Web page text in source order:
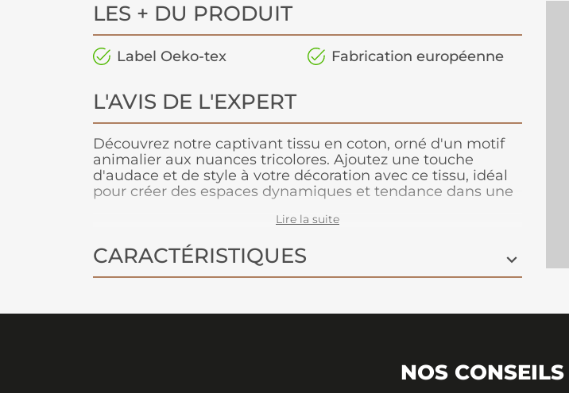
LES + DU PRODUIT
Label Oeko-tex Fabrication européenne
L'AVIS DE L'EXPERT
Découvrez notre captivant tissu en coton, orné d'un motif
animalier aux nuances tricolores. Ajoutez une touche
d'audace et de style à votre décoration avec ce tissu, idéal
pour créer des espaces dynamiques et tendance dans une
Lire la suite
CARACTÉRISTIQUES
NOS CONSEILS